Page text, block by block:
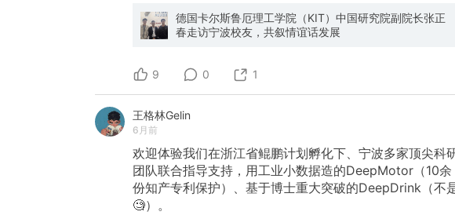
德国卡尔斯鲁厄理工学院（KIT）中国研究院副院长张正
春走访宁波校友，共叙情谊话发展
9 0 1
王格林Gelin
6月前
欢迎体验我们在浙江省鲲鹏计划孵化下、宁波多家顶尖科
团队联合指导支持，用工业小数据造的DeepMotor（10余
份知产专利保护）、基于博士重大突破的DeepDrink（不
🧐）。